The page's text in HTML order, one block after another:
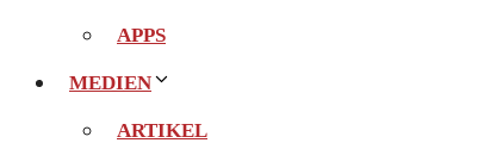
APPS
MEDIEN
ARTIKEL